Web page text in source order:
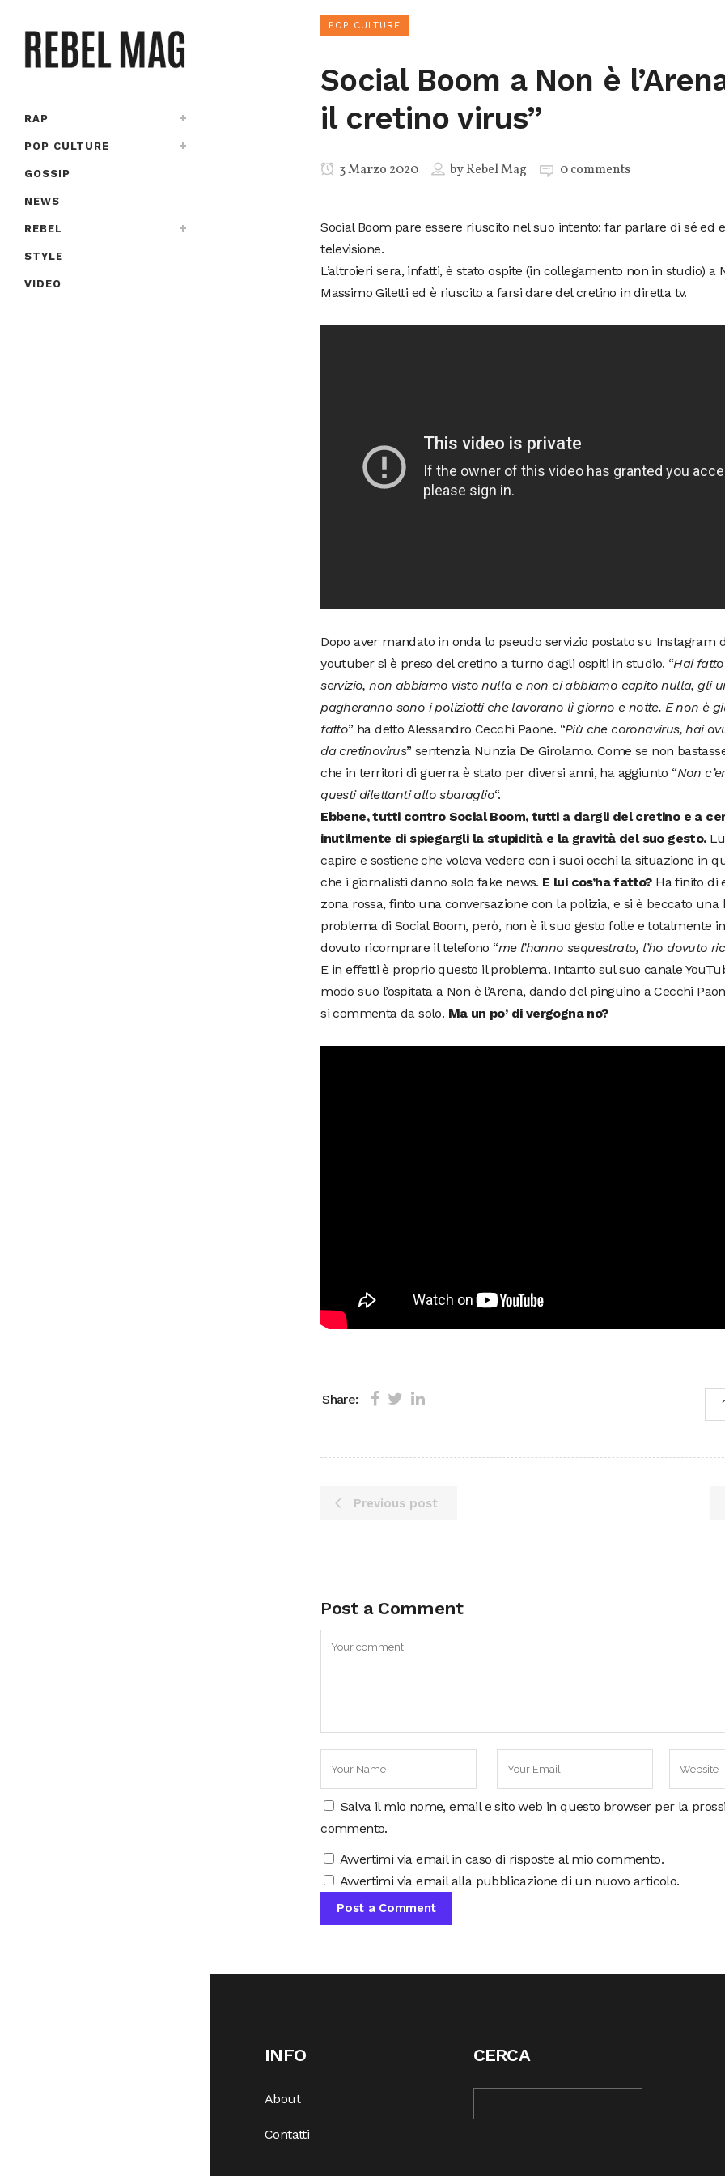
RAP
POP CULTURE
GOSSIP
NEWS
REBEL
STYLE
VIDEO
POP CULTURE
Social Boom a Non è
il cretino virus”
3 Marzo 2020 byRebel Mag 0 comments
Social Boom pare essere riuscito nel suo intento: far parlare di sé ed
televisione.
L’altroieri sera, infatti, è stato ospite (in collegamento non in studio) a
Massimo Giletti ed è riuscito a farsi dare del cretino in diretta tv.
Dopo aver mandato in onda lo pseudo servizio postato su Instagram
youtuber si è preso del cretino a turno dagli ospiti in studio. “Hai
servizio, non abbiamo visto nulla e non ci abbiamo capito nulla, gli
pagheranno sono i poliziotti che lavorano lì giorno e notte. E non è
fatto” ha detto Alessandro Cecchi Paone. “Più che coronavirus, hai
da cretinovirus” sentenzia Nunzia De Girolamo. Come se non
che in territori di guerra è stato per diversi anni, ha aggiunto “Non
questi dilettanti allo sbaraglio“.
Ebbene, tutti contro Social Boom, tutti a dargli del cretino e a
inutilmente di spiegargli la stupidità e la gravità del suo gesto.
capire e sostiene che voleva vedere con i suoi occhi la situazione in
che i giornalisti danno solo fake news. E lui cos’ha fatto?Ha finito di
zona rossa, finto una conversazione con la polizia, e si è beccato una
problema di Social Boom, però, non è il suo gesto folle e totalmente
dovuto ricomprare il telefono “me l’hanno sequestrato, l’ho dovuto
E in effetti è proprio questo il problema. Intanto sul suo canale
modo suo l’ospitata a Non è l’Arena, dando del pinguino a Cecchi
si commenta da solo. Ma un po’ di vergogna no?
Share:
Previous post
Post a Comment
Salva il mio nome, email e sito web in questo browser per la
commento.
Avvertimi via email in caso di risposte al mio commento.
Avvertimi via email alla pubblicazione di un nuovo articolo.
INFO
About
Contatti
CERCA